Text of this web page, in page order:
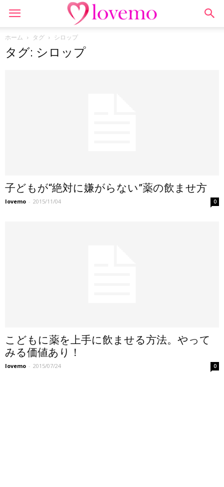
ホーム タグ シロップ
タグ: シロップ
子どもが“絶対に嫌がらない”薬の飲ませ方
lovemo - 2015/11/04 0
こどもに薬を上手に飲ませる方法。やって
みる価値あり！
lovemo - 2015/07/24 0